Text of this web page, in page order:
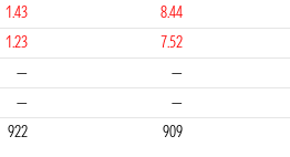
1.43 8.44
1.23 7.52
— —
— —
922 909